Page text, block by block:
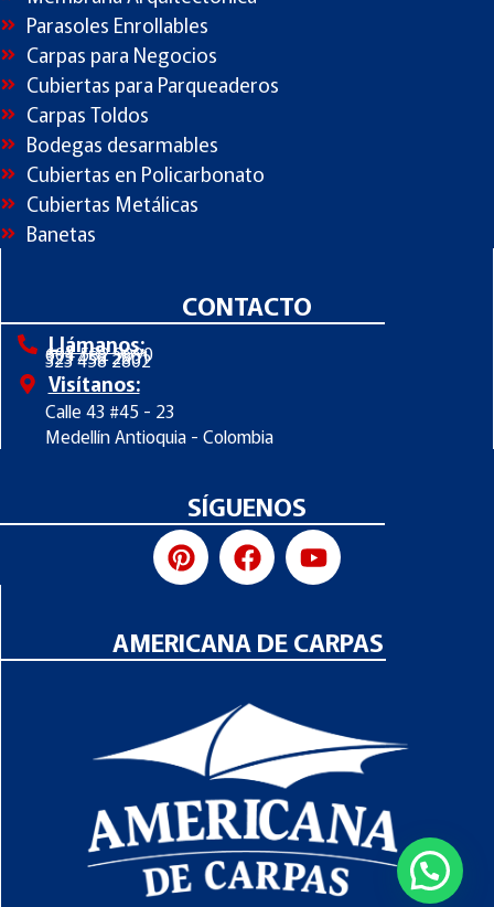
Parasoles Enrollables
Carpas para Negocios
Cubiertas para Parqueaderos
Carpas Toldos
Bodegas desarmables
Cubiertas en Policarbonato
Cubiertas Metálicas
Banetas
CONTACTO
Llámanos:
604 582 9090
323 458 2801
323 458 2802
Visítanos:
Calle 43 #45 - 23
Medellín Antioquia - Colombia
SÍGUENOS
AMERICANA DE CARPAS